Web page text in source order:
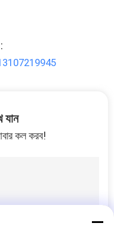
যান
কল করব!